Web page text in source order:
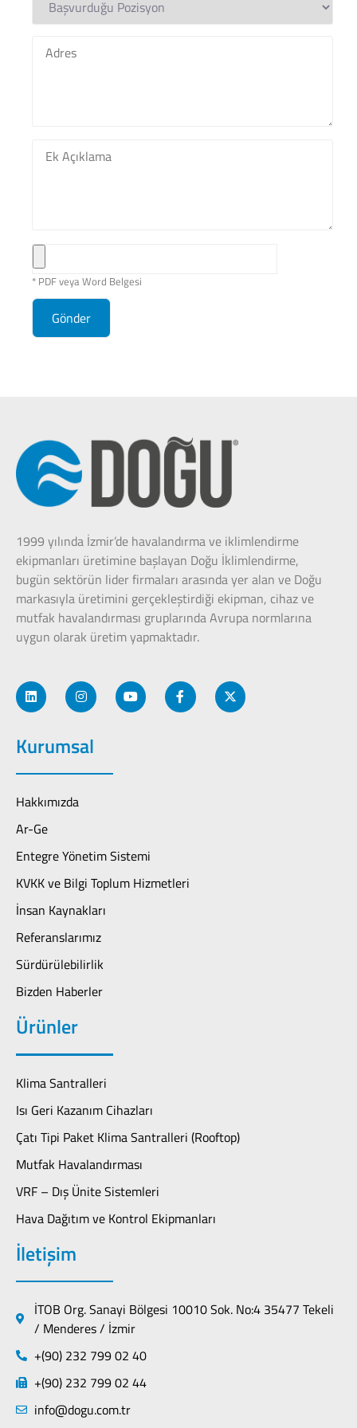
* PDF veya Word Belgesi
1999 yılında İzmir’de havalandırma ve iklimlendirme
ekipmanları üretimine başlayan Doğu İklimlendirme,
bugün sektörün lider firmaları arasında yer alan ve Doğu
markasıyla üretimini gerçekleştirdiği ekipman, cihaz ve
mutfak havalandırması gruplarında Avrupa normlarına
uygun olarak üretim yapmaktadır.
Kurumsal
Hakkımızda
Ar-Ge
Entegre Yönetim Sistemi
KVKK ve Bilgi Toplum Hizmetleri
İnsan Kaynakları
Referanslarımız
Sürdürülebilirlik
Bizden Haberler
Ürünler
Klima Santralleri
Isı Geri Kazanım Cihazları
Çatı Tipi Paket Klima Santralleri (Rooftop)
Mutfak Havalandırması
VRF – Dış Ünite Sistemleri
Hava Dağıtım ve Kontrol Ekipmanları
İletişim
İTOB Org. Sanayi Bölgesi 10010 Sok. No:4 35477 Tekeli
/ Menderes / İzmir
+(90) 232 799 02 40
+(90) 232 799 02 44
info@dogu.com.tr